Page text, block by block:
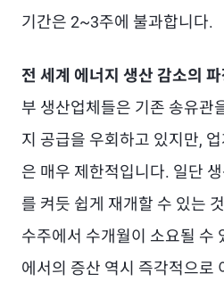
기간은 2~3주에 불과합니다.
전 세계 에너지 생산 감소의
부 생산업체들은 기존 송유관
지 공급을 우회하고 있지만,
은 매우 제한적입니다. 일단
를 켜듯 쉽게 재개할 수 있는
수주에서 수개월이 소요될 수
에서의 증산 역시 즉각적으로